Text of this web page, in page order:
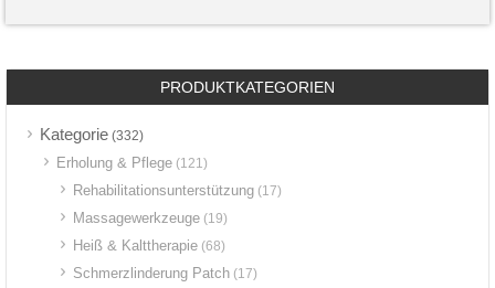
PRODUKTKATEGORIEN
Kategorie (332)
Erholung & Pflege (121)
Rehabilitationsunterstützung (17)
Massagewerkzeuge (19)
Heiß & Kalttherapie (68)
Schmerzlinderung Patch (17)